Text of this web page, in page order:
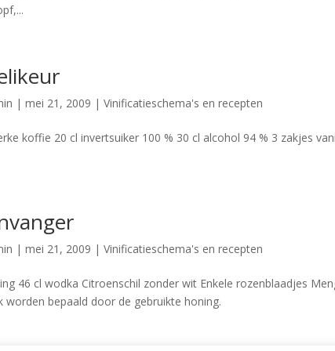
|mei 21, 2009 |Vinificatieschema's en recepten
koffie 20 cl invertsuiker 100 % 30 cl alcohol 94 % 3 zakjes
|mei 21, 2009 |Vinificatieschema's en recepten
46 cl wodka Citroenschil zonder wit Enkele rozenblaadjes
worden bepaald door de gebruikte honing.